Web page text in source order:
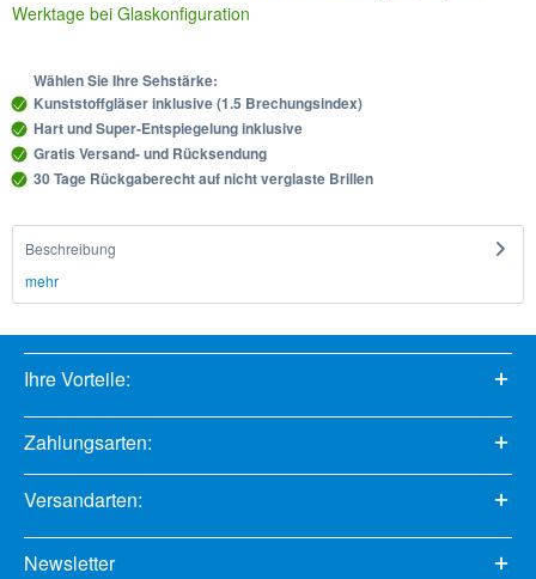
Werktage bei Glaskonfiguration
Wählen Sie Ihre Sehstärke:
Kunststoffgläser inklusive (1.5 Brechungsindex)
Hart und Super-Entspiegelung inklusive
Gratis Versand- und Rücksendung
30 Tage Rückgaberecht auf nicht verglaste Brillen
Beschreibung
mehr
Ihre Vorteile:
Zahlungsarten:
Versandarten:
Newsletter